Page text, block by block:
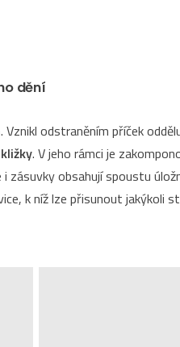
dění
odstraněním příček
. V jeho rámci je
zásuvky obsahují spoustu
k níž lze přisunout jakýkoli